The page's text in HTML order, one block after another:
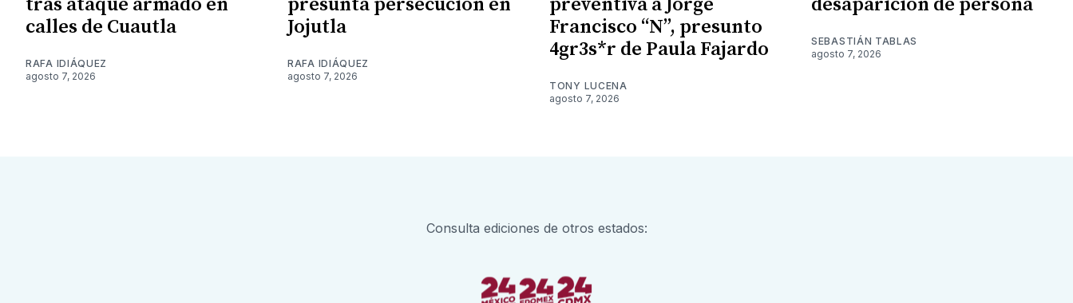
calles de Cuautla
RAFA IDIÁQUEZ
agosto 7, 2026
Jojutla
RAFA IDIÁQUEZ
agosto 7, 2026
Francisco “N”, presunto
4gr3s*r de Paula Fajardo
TONY LUCENA
agosto 7, 2026
SEBASTIÁN TABLAS
agosto 7, 2026
Consulta ediciones de otros estados: